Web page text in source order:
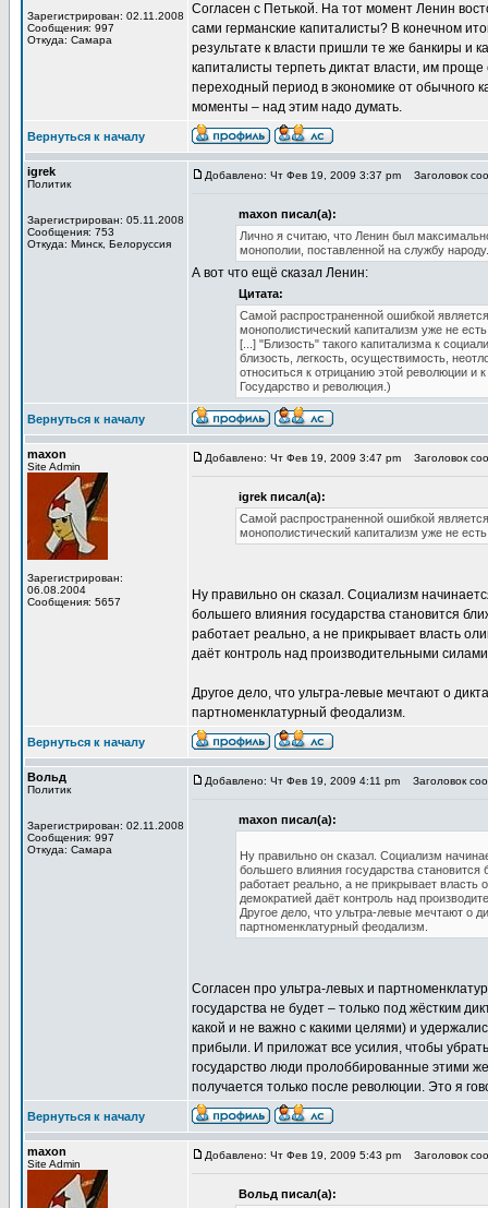
Зарегистрирован: 02.11.2008
Сообщения: 997
Откуда: Самара
Согласен с Петькой. На тот момент Ленин
сами германские капиталисты? В конечном
результате к власти пришли те же банкиры и
капиталисты терпеть диктат власти, им
переходный период в экономике от обычного
моменты – над этим надо думать.
Вернуться к началу
igrek
Политик
Зарегистрирован: 05.11.2008
Сообщения: 753
Откуда: Минск, Белоруссия
Добавлено: Чт Фев 19, 2009 3:37 pm Заголовок
maxon писал(а):
Лично я считаю, что Ленин был
монополии, поставленной на службу народу.
А вот что ещё сказал Ленин:
Цитата:
Самой распространенной ошибкой
монополистический капитализм уже не
[...] "Близость" такого капитализма к
близость, легкость, осуществимость,
относиться к отрицанию этой революции
Государство и революция.)
Вернуться к началу
maxon
Site Admin
Зарегистрирован:
06.08.2004
Сообщения: 5657
Добавлено: Чт Фев 19, 2009 3:47 pm Заголовок
igrek писал(а):
Самой распространенной ошибкой
монополистический капитализм уже не
Ну правильно он сказал. Социализм
большего влияния государства становится
работает реально, а не прикрывает власть
даёт контроль над производительными
Другое дело, что ультра-левые мечтают о
партноменклатурный феодализм.
Вернуться к началу
Вольд
Политик
Зарегистрирован: 02.11.2008
Сообщения: 997
Откуда: Самара
Добавлено: Чт Фев 19, 2009 4:11 pm Заголовок
maxon писал(а):
Ну правильно он сказал. Социализм
большего влияния государства
работает реально, а не прикрывает власть
демократией даёт контроль над
Другое дело, что ультра-левые мечтают о
партноменклатурный феодализм.
Согласен про ультра-левых и
государства не будет – только под жёстким
какой и не важно с какими целями) и
прибыли. И приложат все усилия, чтобы
государство люди пролоббированные этими
получается только после революции. Это я
Вернуться к началу
maxon
Site Admin
Добавлено: Чт Фев 19, 2009 5:43 pm Заголовок
Вольд писал(а):